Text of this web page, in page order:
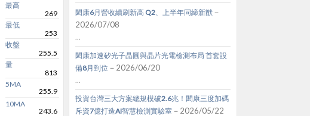
最高
269
最低
253
收盤
255.5
量
813
5MA
255.9
10MA
243.6
閎康6月營收續刷新高 Q2、上半年同締新猷 －
2026/07/08
...
閎康加速矽光子晶圓與晶片光電檢測布局 首套設
備8月到位 －2026/06/20
...
投資台灣三大方案總規模破2.6兆！閎康三度加碼
斥資7億打造AI智慧檢測實驗室 －2026/05/22